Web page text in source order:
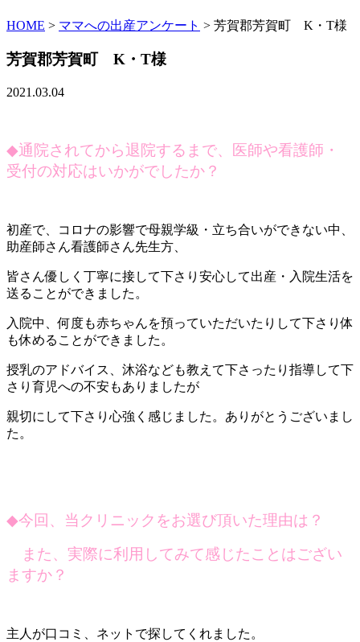
HOME > ママへの出産アンケート > 芳賀郡芳賀町 K・T様
芳賀郡芳賀町 K・T様
2021.03.04
◆通院されてから退院するまで、医師や看護師・
受付の対応はいかがでしたか？
初産で、コロナの影響で母親学級・立ち合いができない中、
助産師さん看護師さん先生方、
皆さん優しく丁寧に接して下さり安心して出産・入院生活を
送ることができました。
入院中、何度も赤ちゃんを預っていただいたりして下さり体
も休めることができました。
授乳のアドバイス、沐浴なども教えて下さったり指導して下
さり育児への不安もありましたが
親切にして下さり心強く感じました。ありがとうございまし
た。
◆今回、当クリニックをお選び頂いた理由は？
また、実際に利用してみて感じたことはござい
ますか？
主人が口コミ、ネットで探してくれました。